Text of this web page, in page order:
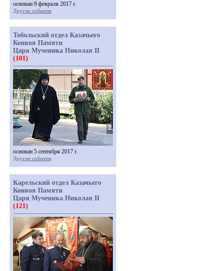
основан 9 февраля 2017 г.
Другие события
Тобольский отдел Казачьего
Конвоя Памяти
Царя Мученика Николая II
(101)
основан 5 сентября 2017 г.
Другие события
Карельский отдел Казачьего
Конвоя Памяти
Царя Мученика Николая II
(121)